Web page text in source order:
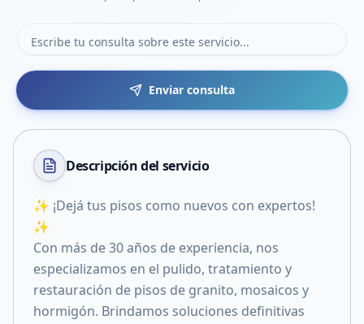
Enviar consulta
Descripción del servicio
✨ ¡Dejá tus pisos como nuevos con expertos!
✨
Con más de 30 años de experiencia, nos
especializamos en el pulido, tratamiento y
restauración de pisos de granito, mosaicos y
hormigón. Brindamos soluciones definitivas